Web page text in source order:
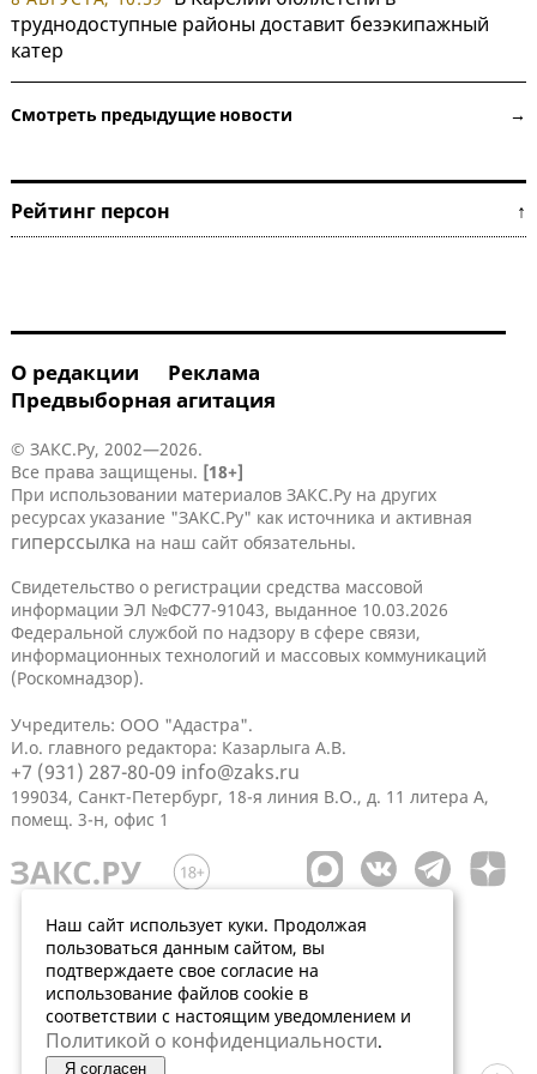
труднодоступные районы доставит безэкипажный
катер
Смотреть предыдущие новости →
Рейтинг персон ↑
О редакции
Реклама
Предвыборная агитация
© ЗАКС.Ру, 2002—2026.
Все права защищены. [18+]
При использовании материалов ЗАКС.Ру на других
ресурсах указание "ЗАКС.Ру" как источника и активная
гиперссылка на наш сайт обязательны.
Свидетельство о регистрации средства массовой
информации ЭЛ №ФС77-91043, выданное 10.03.2026
Федеральной службой по надзору в сфере связи,
информационных технологий и массовых коммуникаций
(Роскомнадзор).
Учредитель: ООО "Адастра".
И.о. главного редактора: Казарлыга А.В.
+7 (931) 287-80-09 info@zaks.ru
199034, Санкт-Петербург, 18-я линия В.О., д. 11 литера А,
помещ. 3-н, офис 1
Наш сайт использует куки. Продолжая
пользоваться данным сайтом, вы
подтверждаете свое согласие на
использование файлов cookie в
соответствии с настоящим уведомлением и
Политикой о конфиденциальности.
Я согласен